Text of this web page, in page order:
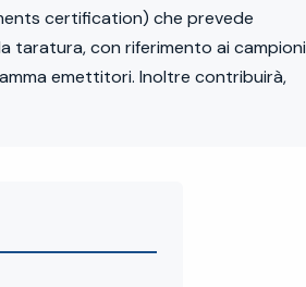
certification) che prevede
taratura, con riferimento ai campioni
emettitori. Inoltre contribuirà,